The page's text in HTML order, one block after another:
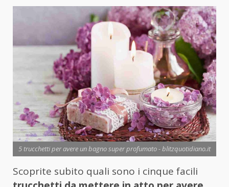
5 trucchetti per avere un bagno super profumato - blitzquotidiano.it
Scoprite subito quali sono i cinque facili